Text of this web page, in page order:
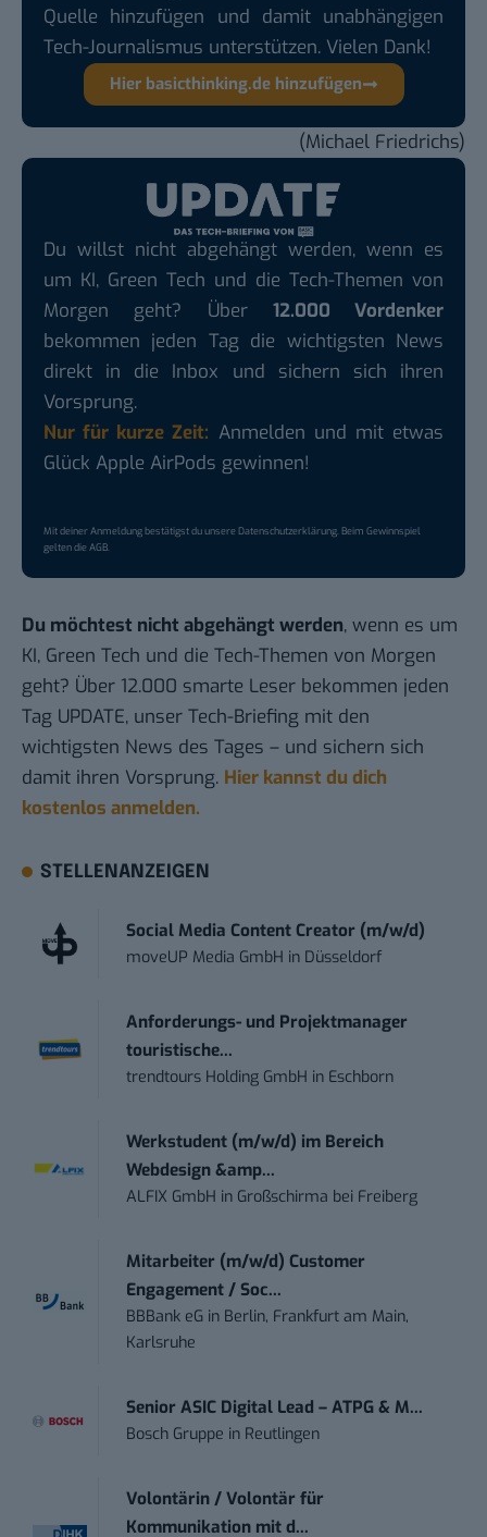
Quelle hinzufügen und damit unabhängigen
Tech-Journalismus unterstützen. Vielen Dank!
Hier basicthinking.de hinzufügen
(Michael Friedrichs)
Du willst nicht abgehängt werden, wenn es
um KI, Green Tech und die Tech-Themen von
Morgen geht? Über 12.000 Vordenker
bekommen jeden Tag die wichtigsten News
direkt in die Inbox und sichern sich ihren
Vorsprung.
Nur für kurze Zeit: Anmelden und mit etwas
Glück Apple AirPods gewinnen!
Mit deiner Anmeldung bestätigst du unsereDatenschutzerklärung. Beim Gewinnspiel
gelten dieAGB.
Du möchtest nicht abgehängt werden, wenn es um
KI, Green Tech und die Tech-Themen von Morgen
geht? Über 12.000 smarte Leser bekommen jeden
Tag UPDATE, unser Tech-Briefing mit den
wichtigsten News des Tages – und sichern sich
damit ihren Vorsprung. Hier kannst du dich
kostenlos anmelden.
STELLENANZEIGEN
Social Media Content Creator (m/w/d)
moveUP Media GmbH in Düsseldorf
Anforderungs- und Projektmanager
touristische...
trendtours Holding GmbH in Eschborn
Werkstudent (m/w/d) im Bereich
Webdesign &amp...
ALFIX GmbH in Großschirma bei Freiberg
Mitarbeiter (m/w/d) Customer
Engagement / Soc...
BBBank eG in Berlin, Frankfurt am Main,
Karlsruhe
Senior ASIC Digital Lead – ATPG & M...
Bosch Gruppe in Reutlingen
Volontärin / Volontär für
Kommunikation mit d...